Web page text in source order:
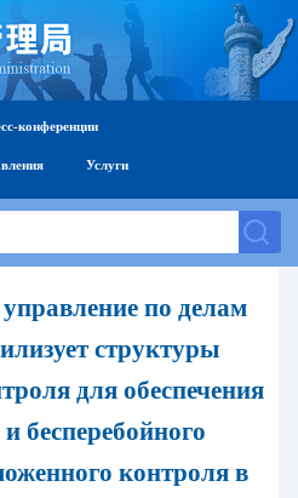
конференции
Услуги
управление по делам
структуры
для обеспечения
бесперебойного
контроля в